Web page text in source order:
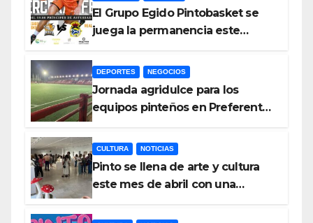
El Grupo Egido Pintobasket se
juega la permanencia este
Asturias
DEPORTES NEGOCIOS
Jornada agridulce para los
equipos pinteños en Preferente
Pinto bajo amenaza
CULTURA NOTICIAS
Pinto se llena de arte y cultura
este mes de abril con una
exposiciones y espectáculos